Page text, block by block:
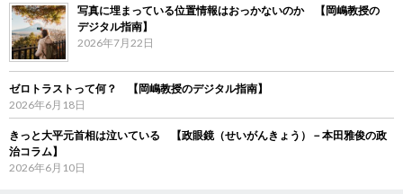
写真に埋まっている位置情報はおっかないのか 【岡嶋教授の
デジタル指南】
2026年7月22日
ゼロトラストって何？ 【岡嶋教授のデジタル指南】
2026年6月18日
きっと大平元首相は泣いている 【政眼鏡（せいがんきょう）－本田雅俊の政
治コラム】
2026年6月10日